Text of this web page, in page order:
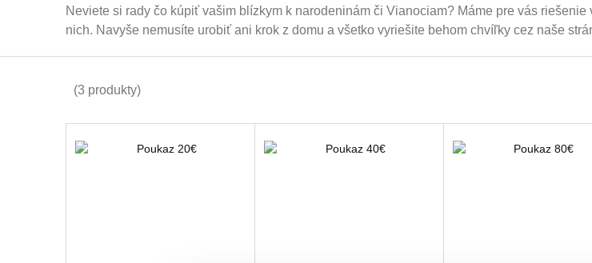
Neviete si rady čo kúpiť vašim blízkym k narodeninám či Vianociam? Máme pre vás
nich. Navyše nemusíte urobiť ani krok z domu a všetko vyriešite behom chvíľky cez naše
(3 produkty)